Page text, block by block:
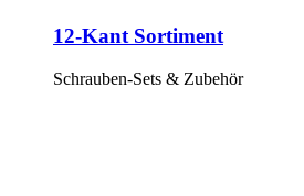
12-Kant Sortiment
Schrauben-Sets & Zubehör